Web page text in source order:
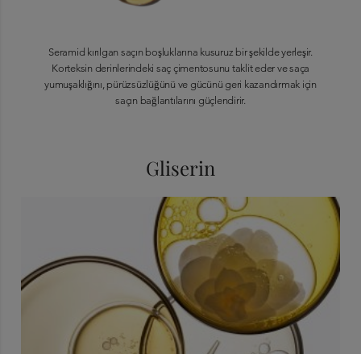
Seramid kırılgan saçın boşluklarına kusuruz bir şekilde yerleşir.
Korteksin derinlerindeki saç çimentosunu taklit eder ve saça
yumuşaklığını, pürüzsüzlüğünü ve gücünü geri kazandırmak için
saçın bağlantılarını güçlendirir.
Gliserin